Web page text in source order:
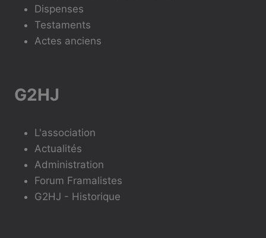
Dispenses
Testaments
Actes anciens
G2HJ
L'association
Actualités
Administration
Forum Framalistes
G2HJ - Historique